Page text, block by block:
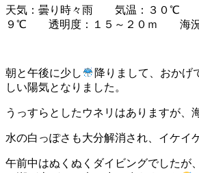
天気：曇り時々雨 気温：３０℃
９℃ 透明度：１５～２０ｍ 海況
朝と午後に少し
降りまして、おかげ
しい陽気となりました。
うっすらとしたウネリはありますが、
水の白っぽさも大分解消され、イケイ
午前中はぬくぬくダイビングでしたが